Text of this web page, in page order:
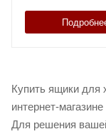
Купить ящики для
интернет-магазине
Для решения